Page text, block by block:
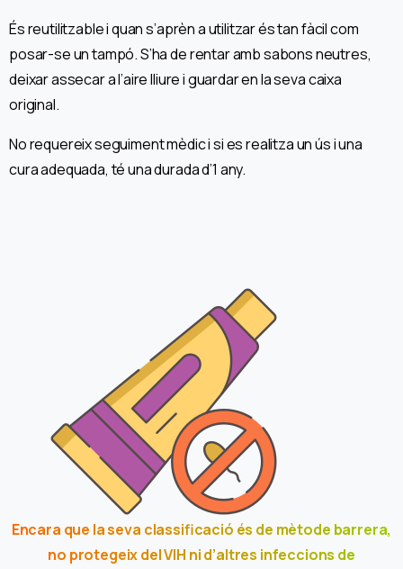
És reutilitzable i quan s’aprèn a utilitzar és tan fàcil com
posar-se un tampó. S’ha de rentar amb sabons neutres,
deixar assecar a l’aire lliure i guardar en la seva caixa
original.
No requereix seguiment mèdic i si es realitza un ús i una
cura adequada, té una durada d’1 any.
Encara que la seva classificació és de mètode barrera,
no protegeix del VIH ni d’altres infeccions de